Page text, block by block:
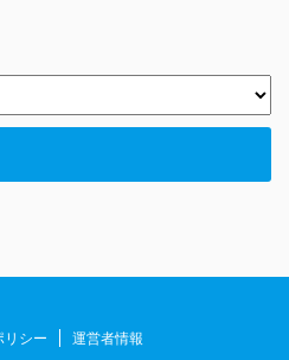
リシー 運営者情報